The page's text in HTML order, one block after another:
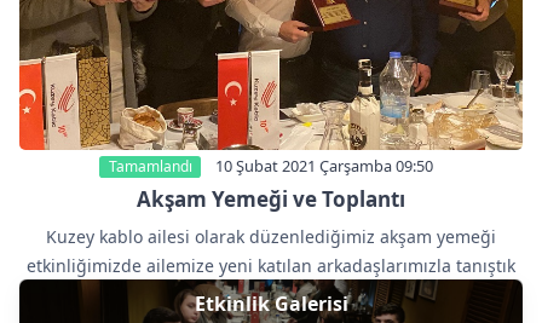
Tamamlandı 10 Şubat 2021 Çarşamba 09:50
Akşam Yemeği ve Toplantı
Kuzey kablo ailesi olarak düzenlediğimiz akşam yemeği
etkinliğimizde ailemize yeni katılan arkadaşlarımızla tanıştık
Etkinlik Galerisi